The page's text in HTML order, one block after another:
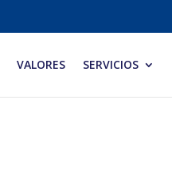
VALORES SERVICIOS